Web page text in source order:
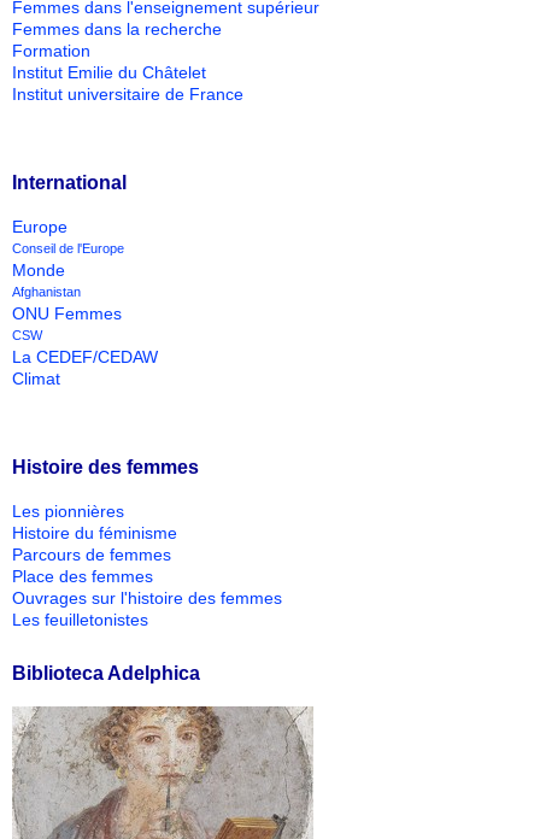
Femmes dans l'enseignement supérieur
Femmes dans la recherche
Formation
Institut Emilie du Châtelet
Institut universitaire de France
International
Europe
Conseil de l'Europe
Monde
Afghanistan
ONU Femmes
CSW
La CEDEF/CEDAW
Climat
Histoire des femmes
Les pionnières
Histoire du féminisme
Parcours de femmes
Place des femmes
Ouvrages sur l'histoire des femmes
Les feuilletonistes
Biblioteca Adelphica